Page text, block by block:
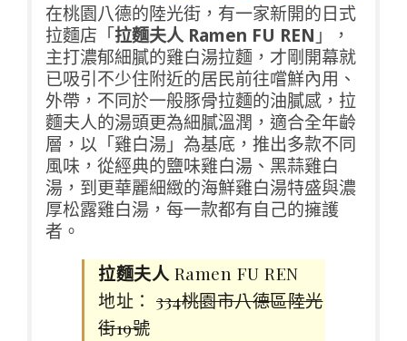
在桃園八德的陸光街，有一家新開的日式
拉麵店「拉麵夫人 Ramen FU REN 」，
主打濃郁細膩的雞白湯拉麵，才剛開幕就
已吸引不少住附近的居民前往嚐鮮內用、
外帶，不同於一般豚骨拉麵的油膩感，拉
麵夫人的湯頭更為細膩溫潤，適合全年齡
層，以「雞白湯」為基底，推出多款不同
風味，從經典的鹽味雞白湯、黑蒜雞白
湯，到更華麗細緻的海鮮雞白湯特盛與濃
厚松露雞白湯，每一款都有自己的擁護
者。
拉麵夫人 Ramen FU REN
地址： 334桃園市八德區陸光
街19號